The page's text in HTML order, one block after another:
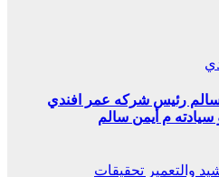
سالم رئيس شركه عمر افندي
سيادته م أيمن سالم
والتعمير تحقيقات